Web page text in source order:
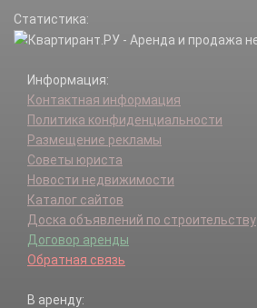
Статистика:
Информация:
Контактная информация
Политика конфиденциальности
Размещение рекламы
Советы юриста
Новости недвижимости
Каталог сайтов
Доска объявлений по строительству
Договор аренды
Обратная связь
В аренду: